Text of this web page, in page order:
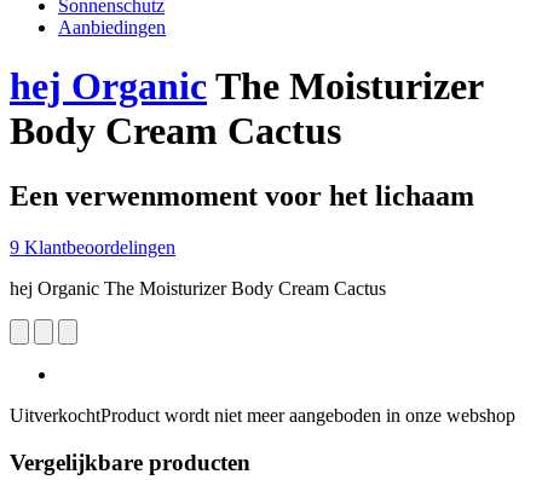
Sonnenschutz
Aanbiedingen
hej OrganicThe Moisturizer
Body Cream Cactus
Een verwenmoment voor het lichaam
9 Klantbeoordelingen
hej Organic The Moisturizer Body Cream Cactus
UitverkochtProduct wordt niet meer aangeboden in onze webshop
Vergelijkbare producten